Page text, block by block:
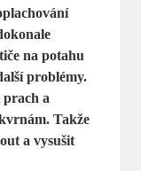
na potahu
problémy.
a
Takže
a vysušit